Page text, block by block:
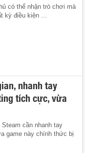
có thể nhận trò chơi mà
kỳ điều kiện ...
nhanh tay
tích cực, vừa
cần nhanh tay
game này chính thức bị